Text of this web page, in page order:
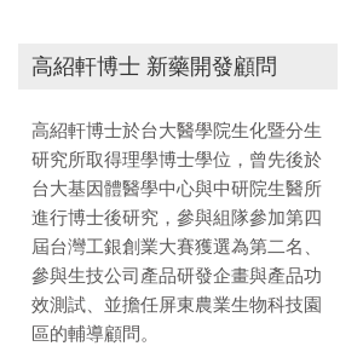
高紹軒博士 新藥開發顧問
高紹軒博士於台大醫學院生化暨分生
研究所取得理學博士學位，曾先後於
台大基因體醫學中心與中研院生醫所
進行博士後研究，參與組隊參加第四
屆台灣工銀創業大賽獲選為第二名、
參與生技公司產品研發企畫與產品功
效測試、並擔任屏東農業生物科技園
區的輔導顧問。